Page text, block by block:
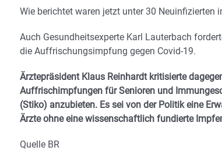
Wie berichtet waren jetzt unter 30
Auch Gesundheitsexperte Karl Lauterbach
die Auffrischungsimpfung gegen Covid-19.
Ärztepräsident Klaus Reinhardt kritisierte
Auffrischimpfungen für Senioren und
(Stiko) anzubieten. Es sei von der Politik eine
Ärzte ohne eine wissenschaftlich fundierte
Quelle BR